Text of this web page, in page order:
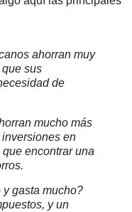
ahorran muy
sus
de
mucho más
en
encontrar una
gasta mucho?
y un